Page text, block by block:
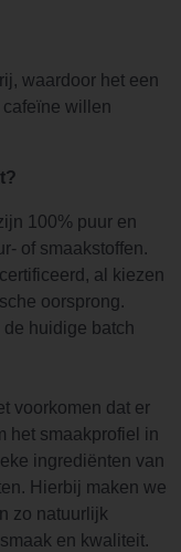
waardoor het een
willen
100% puur en
of smaakstoffen.
al kiezen
oorsprong.
de huidige batch
voorkomen dat er
het smaakprofiel in
ingrediënten van
Hierbij maken we
zo natuurlijk
en kwaliteit.